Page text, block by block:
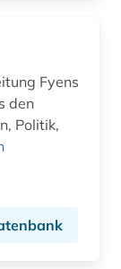
Fyens
den